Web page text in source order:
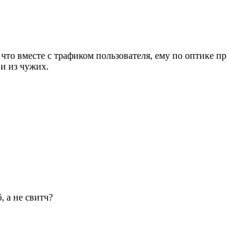
вместе с трафиком пользователя, ему по оптике
из чужих.
а не свитч?